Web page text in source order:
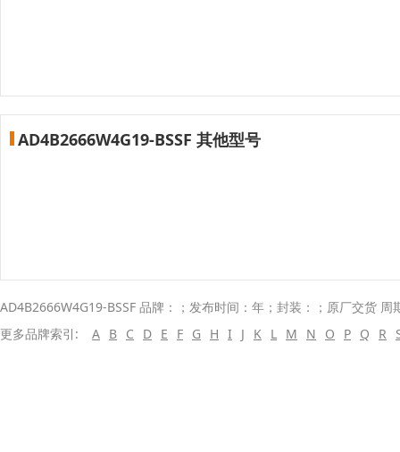
AD4B2666W4G19-BSSF 其他型号
AD4B2666W4G19-BSSF 品牌：；发布时间：年；封装：；原厂交货
更多品牌索引:
A B C D E F G H I J K L M N O P Q R